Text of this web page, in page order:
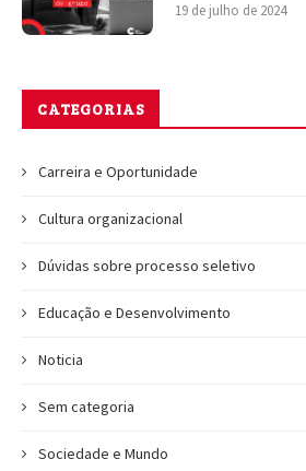
19 de julho de 2024
CATEGORIAS
Carreira e Oportunidade
Cultura organizacional
Dúvidas sobre processo seletivo
Educação e Desenvolvimento
Noticia
Sem categoria
Sociedade e Mundo